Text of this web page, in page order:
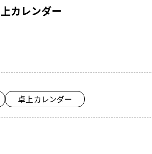
カレンダー
卓上カレンダー